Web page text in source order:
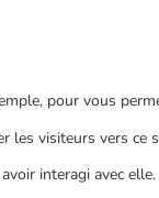
pour vous
les visiteurs vers ce
interagi avec elle.